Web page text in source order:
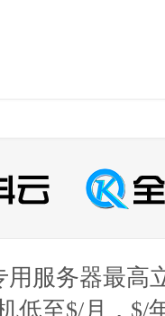
服务器最高
低至$/月，$/